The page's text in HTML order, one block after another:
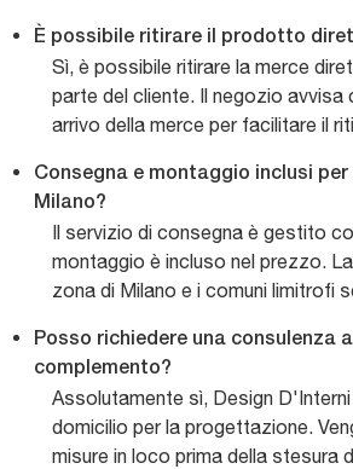
È possibile ritirare il prodotto
Sì, è possibile ritirare la merce
parte del cliente. Il negozio
arrivo della merce per facilitare il
Consegna e montaggio inclusi
Milano?
Il servizio di consegna è gestito
montaggio è incluso nel prezzo.
zona di Milano e i comuni limitrofi
Posso richiedere una consulenza
complemento?
Assolutamente sì, Design
domicilio per la progettazione.
misure in loco prima della stesura